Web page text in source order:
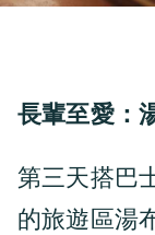
長輩至愛：
第三天搭巴
的旅遊區湯